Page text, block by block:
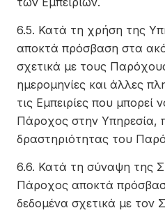
6.5. Κατά τη χρήση της
αποκτά πρόσβαση στα
σχετικά με τους
ημερομηνίες και άλλες
τις Εμπειρίες που μπορεί
Πάροχος στην Υπηρεσία,
δραστηριότητας του
6.6. Κατά τη σύναψη της
Πάροχος αποκτά
δεδομένα σχετικά με τον